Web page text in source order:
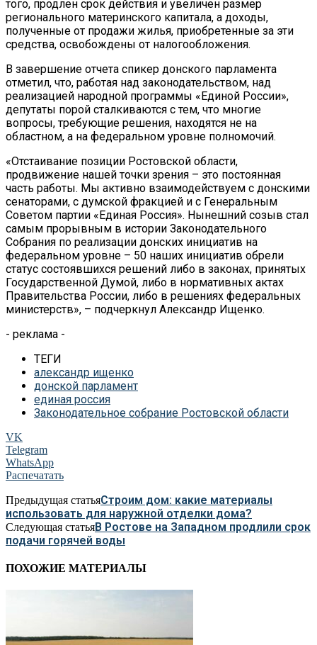
того, продлен срок действия и увеличен размер
регионального материнского капитала, а доходы,
полученные от продажи жилья, приобретенные за эти
средства, освобождены от налогообложения.
В завершение отчета спикер донского парламента
отметил, что, работая над законодательством, над
реализацией народной программы «Единой России»,
депутаты порой сталкиваются с тем, что многие
вопросы, требующие решения, находятся не на
областном, а на федеральном уровне полномочий.
«Отстаивание позиции Ростовской области,
продвижение нашей точки зрения – это постоянная
часть работы. Мы активно взаимодействуем с донскими
сенаторами, с думской фракцией и с Генеральным
Советом партии «Единая Россия». Нынешний созыв стал
самым прорывным в истории Законодательного
Собрания по реализации донских инициатив на
федеральном уровне – 50 наших инициатив обрели
статус состоявшихся решений либо в законах, принятых
Государственной Думой, либо в нормативных актах
Правительства России, либо в решениях федеральных
министерств», – подчеркнул Александр Ищенко.
- реклама -
ТЕГИ
александр ищенко
донской парламент
единая россия
Законодательное собрание Ростовской области
VK
Telegram
WhatsApp
Распечатать
Предыдущая статьяСтроим дом: какие материалы
использовать для наружной отделки дома?
Следующая статьяВ Ростове на Западном продлили срок
подачи горячей воды
ПОХОЖИЕ МАТЕРИАЛЫ